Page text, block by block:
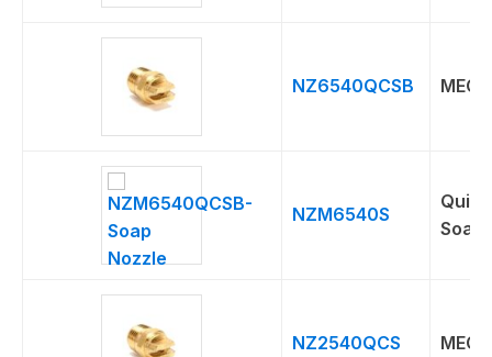
NZ6540QCSB MEG
NZM6540S
Soap
NZ2540QCS MEG